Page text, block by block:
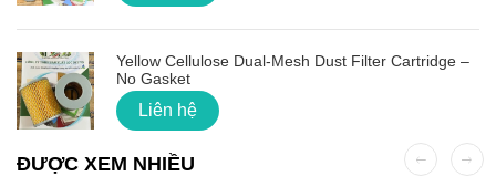
Yellow Cellulose Dual-Mesh Dust Filter Cartridge –
No Gasket
Liên hệ
ĐƯỢC XEM NHIỀU